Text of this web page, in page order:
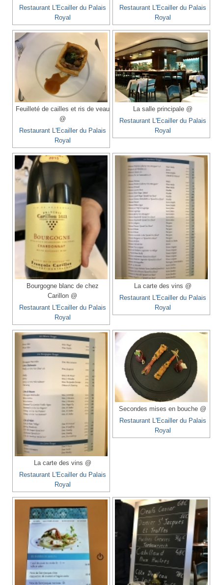
Restaurant L'Ecailler du Palais
Royal
Restaurant L'Ecailler du Palais
Royal
Feuilleté de cailles et ris de veau
@
Restaurant L'Ecailler du Palais
Royal
La salle principale @
Restaurant L'Ecailler du Palais
Royal
Bourgogne blanc de chez
Carillon @
Restaurant L'Ecailler du Palais
Royal
La carte des vins @
Restaurant L'Ecailler du Palais
Royal
La carte des vins @
Restaurant L'Ecailler du Palais
Royal
Secondes mises en bouche @
Restaurant L'Ecailler du Palais
Royal